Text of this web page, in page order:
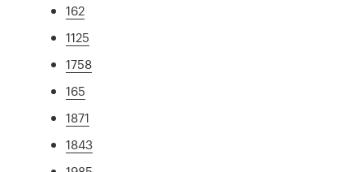
162
1125
1758
165
1871
1843